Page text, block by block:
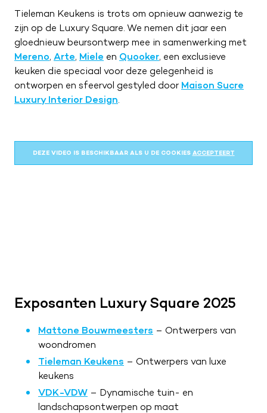
MA
09:00 – 17:00
DI
09:00 – 17:00
WO
09:00 – 17:00
DO
09:00 – 17:00
ZO
Gesloten
Tieleman Keukens is trots om opnieuw aanwezig te
zijn op de Luxury Square. We nemen dit jaar een
gloednieuw beursontwerp mee in samenwerking met
Mereno, Arte, Miele en Quooker, een exclusieve
keuken die speciaal voor deze gelegenheid is
ontworpen en sfeervol gestyled door Maison Sucre
Luxury Interior Design.
DEZE VIDEO IS BESCHIKBAAR ALS U DE COOKIES ACCEPTEERT
Exposanten Luxury Square 2025
Mattone Bouwmeesters – Ontwerpers van
woondromen
Tieleman Keukens – Ontwerpers van luxe
keukens
VDK-VDW – Dynamische tuin- en
landschapsontwerpen op maat